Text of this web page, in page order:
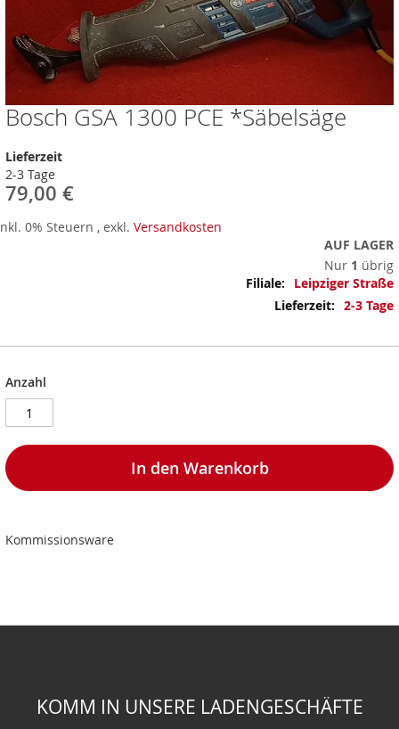
Bosch GSA 1300 PCE *Säbelsäge
Lieferzeit
2-3 Tage
79,00 €
0% Steuern , exkl. Versandkosten
AUF LAGER
Nur 1 übrig
Mehr
Informationen
Leipziger Straße
2-3 Tage
Anzahl
In den Warenkorb
Kommissionsware
Zum
Anfang
der
Bildergalerie
springen
KOMM IN UNSERE LADENGESCHÄFTE